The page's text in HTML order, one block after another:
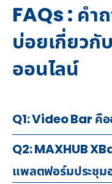
FAQs : คำ
บ่อยเกี่ยวกั
ออนไลน์
Q1: Video Bar คือ
Q2: MAXHUB
แพลตฟอร์มประชุมอ